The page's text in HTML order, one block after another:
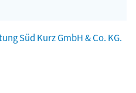
Süd Kurz GmbH & Co. KG.